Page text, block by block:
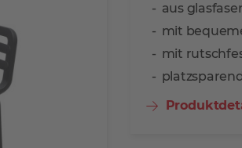
aus
mit
mit